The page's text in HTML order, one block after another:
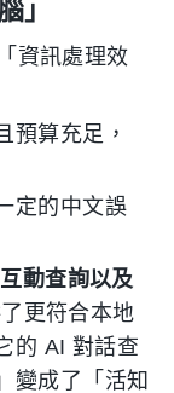
」
資訊處理效
且預算充足，
定的中文誤
動查詢以及
更符合本地
的 AI 對話查
變成了「活知